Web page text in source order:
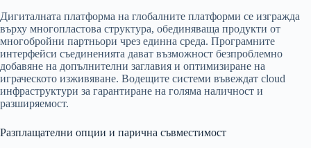
Дигиталната платформа на глобалните платформи се изгражда
върху многопластова структура, обединяваща продукти от
многобройни партньори чрез единна среда. Програмните
интерфейси съединенията дават възможност безпроблемно
добавяне на допълнителни заглавия и оптимизиране на
играческото изживяване. Водещите системи въвеждат cloud
инфраструктури за гарантиране на голяма наличност и
разширяемост.
Разплащателни опции и парична съвместимост